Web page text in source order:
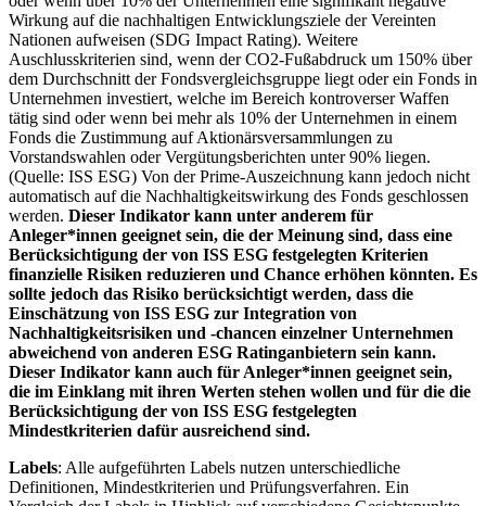
Wirkung auf die nachhaltigen Entwicklungsziele der Vereinten
Nationen aufweisen (SDG Impact Rating). Weitere
Auschlusskriterien sind, wenn der CO2-Fußabdruck um 150% über
dem Durchschnitt der Fondsvergleichsgruppe liegt oder ein Fonds in
Unternehmen investiert, welche im Bereich kontroverser Waffen
tätig sind oder wenn bei mehr als 10% der Unternehmen in einem
Fonds die Zustimmung auf Aktionärsversammlungen zu
Vorstandswahlen oder Vergütungsberichten unter 90% liegen.
(Quelle: ISS ESG) Von der Prime-Auszeichnung kann jedoch nicht
automatisch auf die Nachhaltigkeitswirkung des Fonds geschlossen
werden. Dieser Indikator kann unter anderem für
Anleger*innen geeignet sein, die der Meinung sind, dass eine
Berücksichtigung der von ISS ESG festgelegten Kriterien
finanzielle Risiken reduzieren und Chance erhöhen könnten. Es
sollte jedoch das Risiko berücksichtigt werden, dass die
Einschätzung von ISS ESG zur Integration von
Nachhaltigkeitsrisiken und -chancen einzelner Unternehmen
abweichend von anderen ESG Ratinganbietern sein kann.
Dieser Indikator kann auch für Anleger*innen geeignet sein,
die im Einklang mit ihren Werten stehen wollen und für die die
Berücksichtigung der von ISS ESG festgelegten
Mindestkriterien dafür ausreichend sind.
Labels: Alle aufgeführten Labels nutzen unterschiedliche
Definitionen, Mindestkriterien und Prüfungsverfahren. Ein